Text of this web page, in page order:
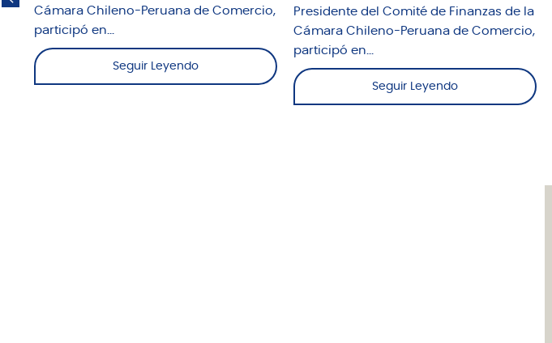
Cámara Chileno-Peruana de Comercio,
participó en...
Seguir Leyendo
Presidente del Comité de Finanzas de la
Cámara Chileno-Peruana de Comercio,
participó en...
Seguir Leyendo